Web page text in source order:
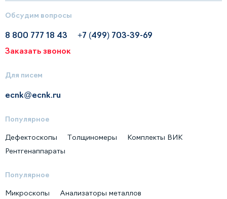
Обсудим вопросы
8 800 777 18 43
+7 (499) 703-39-69
Заказать звонок
Для писем
ecnk@ecnk.ru
Популярное
Дефектоскопы Толщиномеры
Комплекты ВИК
Рентгенаппараты
Популярное
Микроскопы
Анализаторы металлов